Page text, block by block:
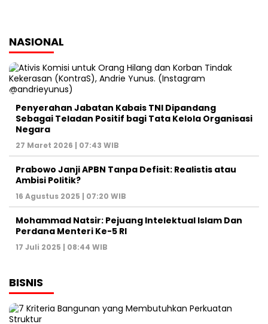
NASIONAL
Penyerahan Jabatan Kabais TNI Dipandang
Sebagai Teladan Positif bagi Tata Kelola Organisasi
Negara
27 Maret 2026 | 07:43 WIB
Prabowo Janji APBN Tanpa Defisit: Realistis atau
Ambisi Politik?
16 Agustus 2025 | 07:20 WIB
Mohammad Natsir: Pejuang Intelektual Islam Dan
Perdana Menteri Ke-5 RI
17 Juli 2025 | 08:44 WIB
BISNIS